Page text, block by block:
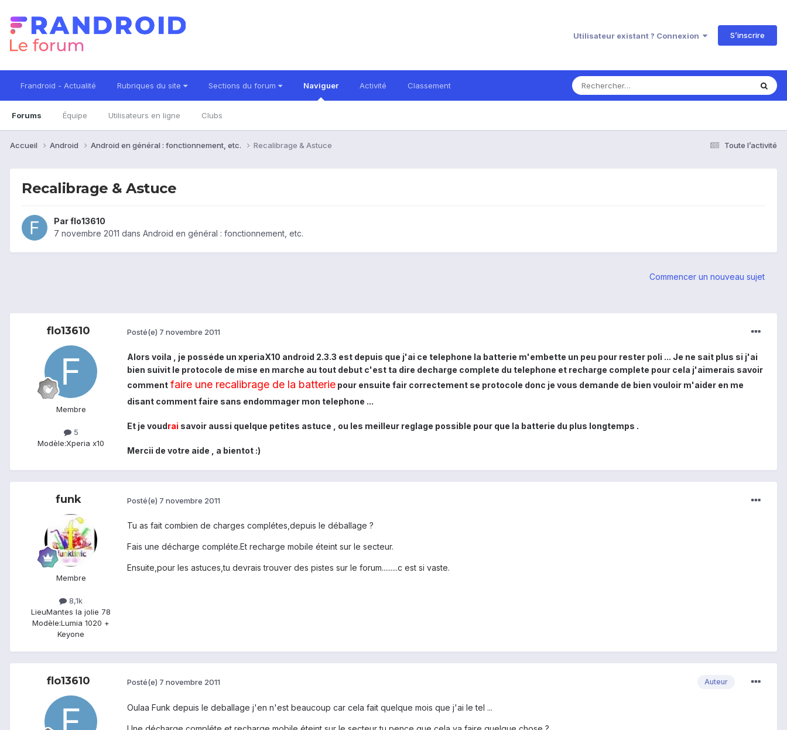
Utilisateur existant ? Connexion S’inscrire
Frandroid - Actualité Rubriques du site Sections du forum Naviguer
Forums Équipe Utilisateurs en ligne Clubs
Activité Classement
Toute l’activité
Accueil Android Android en général : fonctionnement, etc. Recalibrage & Astuce
Recalibrage & Astuce
Parflo13610
7 novembre 2011 dans Android en général : fonctionnement, etc.
Commencer un nouveau sujet
flo13610
Membre
5
Modèle:Xperia x10
Posté(e) 7 novembre 2011
Alors voila , je posséde un xperiaX10 android 2.3.3 est depuis que j'ai ce telephone la batterie m'embette un peu pour rester poli ... Je ne sait plus si j'ai
bien suivit le protocole de mise en marche au tout debut c'est ta dire decharge complete du telephone et recharge complete pour cela j'aimerais savoir
comment faire une recalibrage de la batterie pour ensuite fair correctement se protocole donc je vous demande de bien vouloir m'aider en me
disant comment faire sans endommager mon telephone ...
Et je voudrai savoir aussi quelque petites astuce , ou les meilleur reglage possible pour que la batterie du plus longtemps .
Mercii de votre aide , a bientot :)
funk
Membre
8,1k
LieuMantes la jolie 78
Modèle:Lumia 1020 +
Keyone
Posté(e) 7 novembre 2011
Tu as fait combien de charges complétes,depuis le déballage ?
Fais une décharge compléte.Et recharge mobile éteint sur le secteur.
Ensuite,pour les astuces,tu devrais trouver des pistes sur le forum.........c est si vaste.
flo13610 Auteur
Posté(e) 7 novembre 2011
Oulaa Funk depuis le deballage j'en n'est beaucoup car cela fait quelque mois que j'ai le tel ...